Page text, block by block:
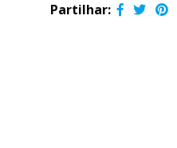
Partilhar: